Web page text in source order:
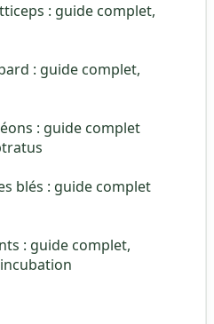
: guide complet,
: guide complet,
: guide complet
blés : guide complet
: guide complet,